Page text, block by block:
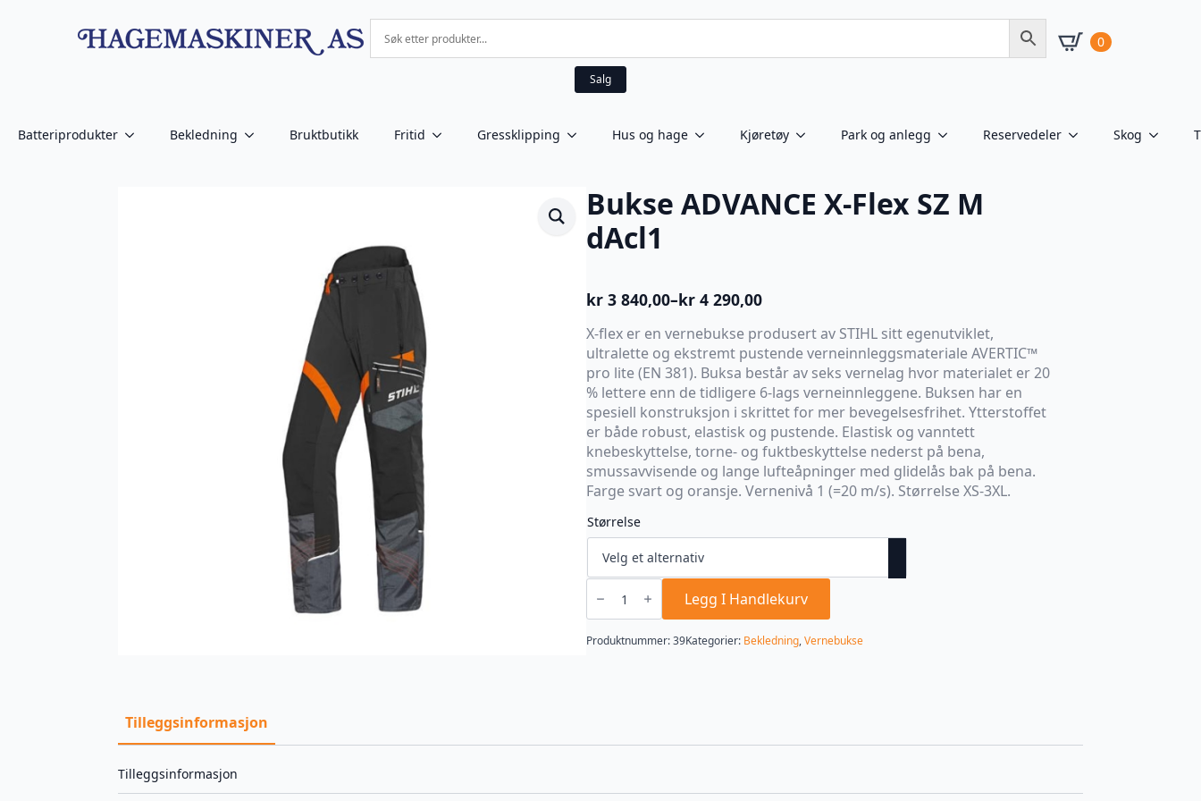
0
Salg
Batteriprodukter Bekledning Bruktbutikk Fritid Gressklipping Hus og hage Kjøretøy Park og anlegg Reservedeler Skog
Bukse ADVANCE X-Flex SZ M
dAcl1
kr 3 840,00–kr 4 290,00
Prisområde:
kr 3
840,00
til
kr 4
290,00
X-flex er en vernebukse produsert av STIHL sitt egenutviklet,
ultralette og ekstremt pustende verneinnleggsmateriale AVERTIC™
pro lite (EN 381). Buksa består av seks vernelag hvor materialet er 20
% lettere enn de tidligere 6-lags verneinnleggene. Buksen har en
spesiell konstruksjon i skrittet for mer bevegelsesfrihet. Ytterstoffet
er både robust, elastisk og pustende. Elastisk og vanntett
knebeskyttelse, torne- og fuktbeskyttelse nederst på bena,
smussavvisende og lange lufteåpninger med glidelås bak på bena.
Farge svart og oransje. Vernenivå 1 (=20 m/s). Størrelse XS-3XL.
Størrelse
Bukse
ADVANCE
Flex
SZ
M
Legg I Handlekurv
Produktnummer:39Kategorier: Bekledning,Vernebukse
Tilleggsinformasjon
Tilleggsinformasjon